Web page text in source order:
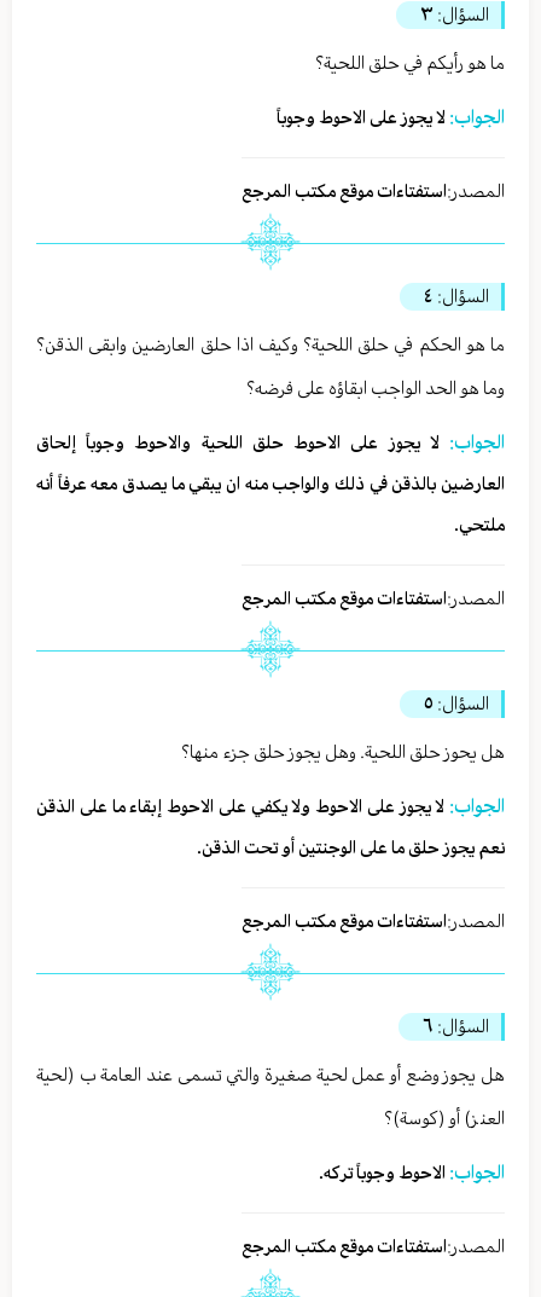
السؤال: ٣
ما هو رأيكم في حلق اللحية؟
الجواب: لا يجوز على الاحوط وجوباً
المصدر:استفتاءات موقع مكتب المرجع
السؤال: ٤
ما هو الحكم في حلق اللحية؟ وكيف اذا حلق العارضين وابقى الذقن؟
وما هو الحد الواجب ابقاؤه على فرضه؟
الجواب: لا يجوز على الاحوط حلق اللحية والاحوط وجوباً إلحاق
العارضين بالذقن في ذلك والواجب منه ان يبقي ما يصدق معه عرفاً أنه
ملتحي.
المصدر:استفتاءات موقع مكتب المرجع
السؤال: ٥
هل يحوز حلق اللحية. وهل يجوز حلق جزء منها؟
الجواب: لا يجوز على الاحوط ولا يكفي على الاحوط إبقاء ما على الذقن
نعم يجوز حلق ما على الوجنتين أو تحت الذقن.
المصدر:استفتاءات موقع مكتب المرجع
السؤال: ٦
هل يجوز وضع أو عمل لحية صغيرة والتي تسمى عند العامة ب (لحية
العنز) أو (كوسة)؟
الجواب: الاحوط وجوباً تركه.
المصدر:استفتاءات موقع مكتب المرجع